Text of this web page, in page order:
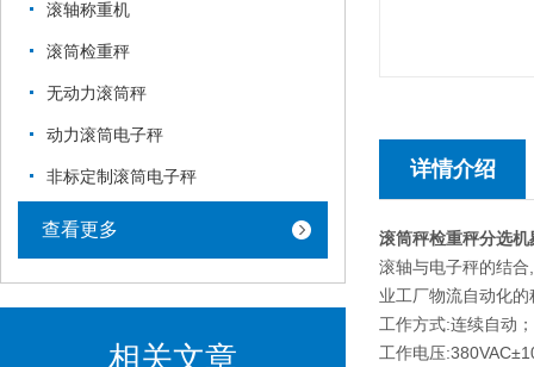
滚轴称重机
滚筒检重秤
无动力滚筒秤
动力滚筒电子秤
非标定制滚筒电子秤
查看更多
相关文章
详情介绍
滚筒秤检重秤分选
滚轴与电子秤的结
业工厂物流自动化的
工作方式:连续自动；
工作电压